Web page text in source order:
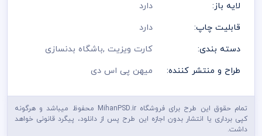
لایه باز:
دارد
قابلیت چاپ:
دارد
دسته بندی:
کارت ویزیت,باشگاه بدنسازی
طراح و منتشر کننده:
میهن پی اس دی
تمام حقوق این طرح برای فروشگاه MihanPSD.ir محفوظ میباشد و هرگونه
کپی برداری یا انتشار بدون اجازه این طرح پس از دانلود، پیگرد قانونی خواهد
داشت.